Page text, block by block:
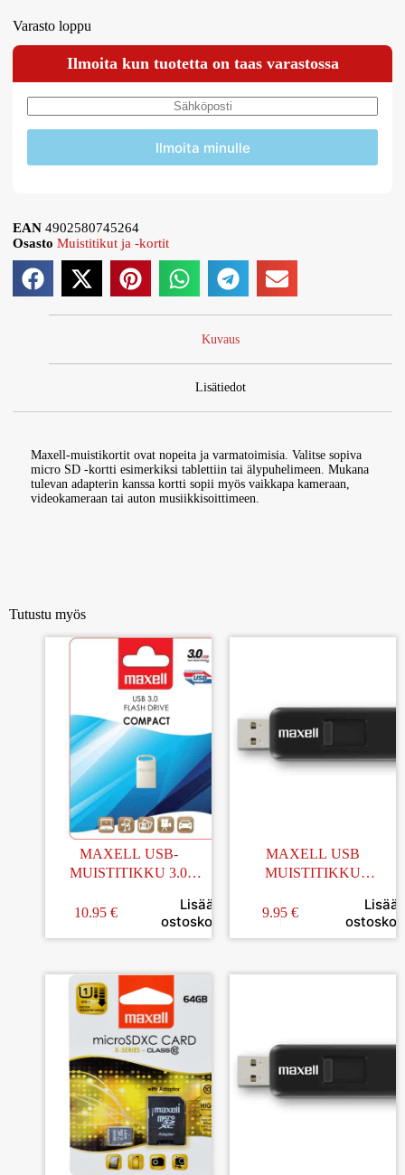
Varasto loppu
Ilmoita kun tuotetta on taas varastossa
Ilmoita minulle
EAN4902580745264
Osasto Muistitikut ja -kortit
Kuvaus
Lisätiedot
Maxell-muistikortit ovat nopeita ja varmatoimisia. Valitse sopiva
micro SD -kortti esimerkiksi tablettiin tai älypuhelimeen. Mukana
tulevan adapterin kanssa kortti sopii myös vaikkapa kameraan,
videokameraan tai auton musiikkisoittimeen.
Tutustu myös
MAXELL USB-
MUISTITIKKU 3.0
10.95 €
Lisää
ostoskoriin
MAXELL USB
MUISTITIKKU
9.95 €
Lisää